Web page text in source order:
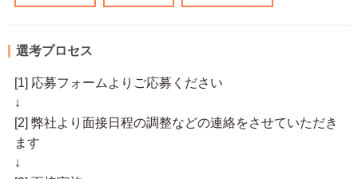
選考プロセス
[1] 応募フォームよりご応募ください
↓
[2] 弊社より面接日程の調整などの連絡をさせていただき
ます
↓